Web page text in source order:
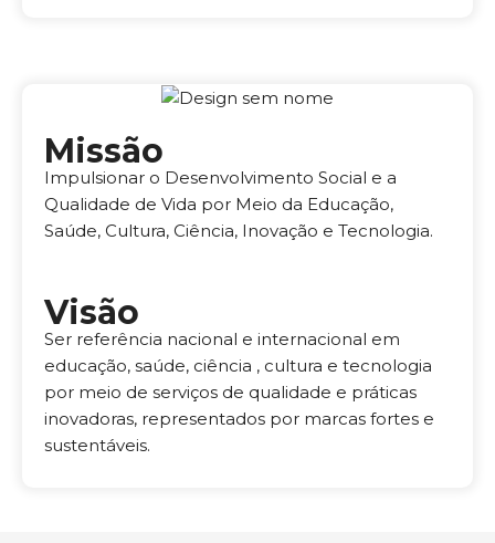
Missão
Impulsionar o Desenvolvimento Social e a
Qualidade de Vida por Meio da Educação,
Saúde, Cultura, Ciência, Inovação e Tecnologia.
Visão
Ser referência nacional e internacional em
educação, saúde, ciência , cultura e tecnologia
por meio de serviços de qualidade e práticas
inovadoras, representados por marcas fortes e
sustentáveis.